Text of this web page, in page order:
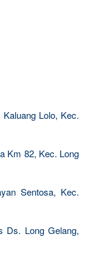
Lolo, Kec.
Km 82, Kec. Long
Sentosa, Kec.
Long Gelang,